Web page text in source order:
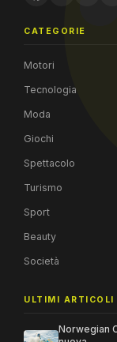
CATEGORIE
Motori
Tecnologia
Moda
Giochi
Spettacolo
Turismo
Sport
Beauty
Società
ULTIMI ARTICOLI
Norwegian